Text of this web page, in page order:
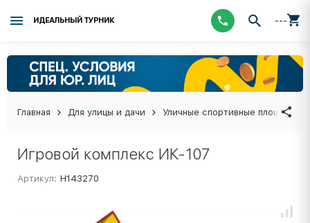
ИДЕАЛЬНЫЙ ТУРНИК ---
Главная Для улицы и дачи Уличные спортивные площадки
Игровой комплекс ИК-107
Артикул: Н143270